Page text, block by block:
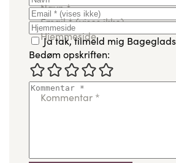
Navn*
Email*(vises ikke)
Hjemmeside
Ja tak, tilmeld mig
Bedøm opskriften:
Kommentar *